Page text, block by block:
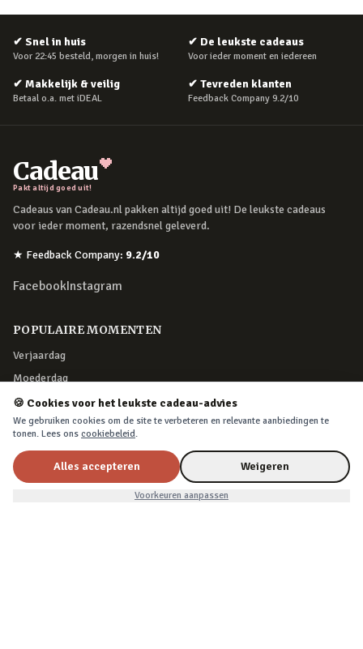
✔ Snel in huis
Voor 22:45 besteld, morgen in huis!
✔ De leukste cadeaus
Voor ieder moment en iedereen
✔ Makkelijk & veilig
Betaal o.a. met iDEAL
✔ Tevreden klanten
Feedback Company 9.2/10
Cadeau
Pakt altijd goed uit!
Cadeaus van Cadeau.nl pakken altijd goed uit! De leukste cadeaus
voor ieder moment, razendsnel geleverd.
★ Feedback Company: 9.2/10
FacebookInstagram
POPULAIRE MOMENTEN
Verjaardag
Moederdag
Vaderdag
Kerst
KLANTENSERVICE
🍪 Cookies voor het leukste cadeau-advies
We gebruiken cookies om de site te verbeteren en relevante aanbiedingen te
tonen. Lees ons cookiebeleid.
Alles accepteren Weigeren
Voorkeuren aanpassen